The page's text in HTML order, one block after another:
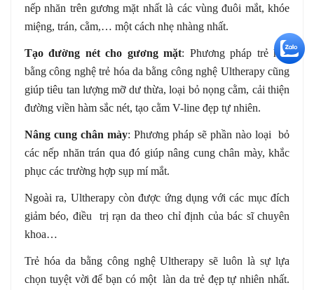
nếp nhăn trên gương mặt nhất là các vùng đuôi mắt, khóe
miệng, trán, cằm,… một cách nhẹ nhàng nhất.
Tạo đường nét cho gương mặt: Phương pháp trẻ hóa
bằng công nghệ trẻ hóa da bằng công nghệ Ultherapy cũng
giúp tiêu tan lượng mỡ dư thừa, loại bỏ nọng cằm, cải thiện
đường viền hàm sắc nét, tạo cằm V-line đẹp tự nhiên.
Nâng cung chân mày: Phương pháp sẽ phần nào loại bỏ
các nếp nhăn trán qua đó giúp nâng cung chân mày, khắc
phục các trường hợp sụp mí mắt.
Ngoài ra, Ultherapy còn được ứng dụng với các mục đích
giảm béo, điều trị rạn da theo chỉ định của bác sĩ chuyên
khoa…
Trẻ hóa da bằng công nghệ Ultherapy sẽ luôn là sự lựa
chọn tuyệt vời để bạn có một làn da trẻ đẹp tự nhiên nhất.
+5